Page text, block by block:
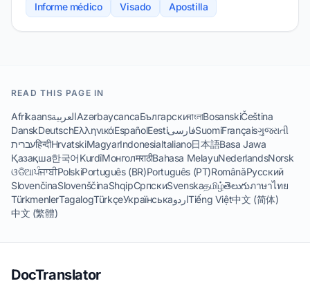
Informe médico
Visado Apostilla
READ THIS PAGE IN
AfrikaansالعربيةAzərbaycancaБългарскиবাংলাBosanskiČeština
DanskDeutschΕλληνικάEspañolEestiفارسیSuomiFrançaisગુજરાતી
עבריתहिन्दीHrvatskiMagyarIndonesiaItaliano日本語Basa Jawa
Қазақша한국어KurdîМонголमराठीBahasa MelayuNederlandsNorsk
ଓଡିଆਪੰਜਾਬੀPolskiPortuguês (BR)Português (PT)RomânăРусский
SlovenčinaSlovenščinaShqipСрпскиSvenskaதமிழ்తెలుగుภาษาไทย
TürkmenlerTagalogTürkçeУкраїнськаاردوTiếng Việt中文 (简体)
中文 (繁體)
DocTranslator